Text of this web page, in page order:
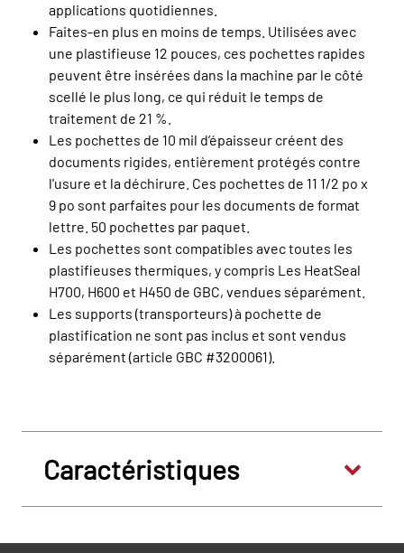
applications quotidiennes.
Faites-en plus en moins de temps. Utilisées avec
une plastifieuse 12 pouces, ces pochettes rapides
peuvent être insérées dans la machine par le côté
scellé le plus long, ce qui réduit le temps de
traitement de 21 %.
Les pochettes de 10 mil d’épaisseur créent des
documents rigides, entièrement protégés contre
l'usure et la déchirure. Ces pochettes de 11 1/2 po x
9 po sont parfaites pour les documents de format
lettre. 50 pochettes par paquet.
Les pochettes sont compatibles avec toutes les
plastifieuses thermiques, y compris Les HeatSeal
H700, H600 et H450 de GBC, vendues séparément.
Les supports (transporteurs) à pochette de
plastification ne sont pas inclus et sont vendus
séparément (article GBC #3200061).
Caractéristiques